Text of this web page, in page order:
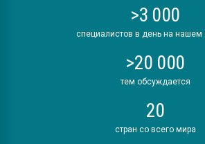
>3 000
специалистов в день на нашем
>20 000
тем обсуждается
20
стран со всего мира